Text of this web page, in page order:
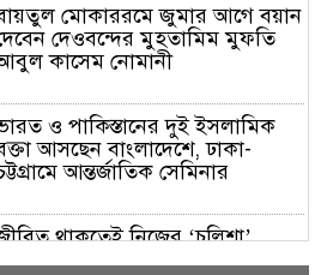
মোকাররমে জুমার আগে বয়ান
দেওবন্দের মুহতামিম মুফতি
কাসেম নোমানী
ও পাকিস্তানের দুই ইসলামিক
আসছেন বাংলাদেশে, ঢাকা-
আন্তর্জাতিক সেমিনার
থাকতেই নিজের ‘চল্লিশা’
বৃদ্ধ, খেলেন ২ হাজার মানুষ